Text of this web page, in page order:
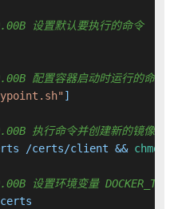
设置默认要执行的命令
配置容器启动时运行的命令
]
执行命令并创建新的镜像层
/certs/client && chmod
设置环境变量
certs